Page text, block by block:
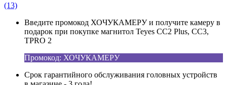
(13)
Введите промокод ХОЧУКАМЕРУ и получите камеру в
подарок при покупке магнитол Teyes CC2 Plus, CC3,
TPRO 2
Промокод: ХОЧУКАМЕРУ
Срок гарантийного обслуживания головных устройств